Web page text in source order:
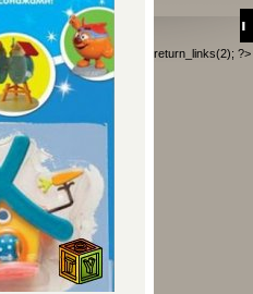
return_links(2); ?>